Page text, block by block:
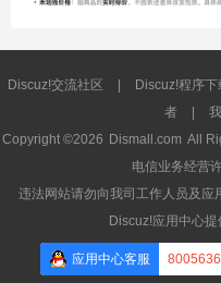
Discuz!交流社区 | Discuz!程序下
者
|
Copyright ©2026 Dismall.com All
电信业务经营
违法网站请勿向我司工作人员及应
Discuz!应用中心
应用中心客服